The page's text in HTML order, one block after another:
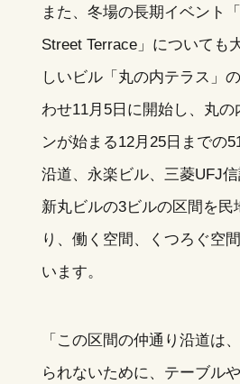
また、冬場の長期イベント
Street Terrace」についても
しいビル「丸の内テラス」
わせ11月5日に開始し、丸の
ンが始まる12月25日までの
沿道、永楽ビル、三菱UFJ信
新丸ビルの3ビルの区間を民
り、働く空間、くつろぐ空
います。
「この区間の仲通り沿道は
られないために、テーブル